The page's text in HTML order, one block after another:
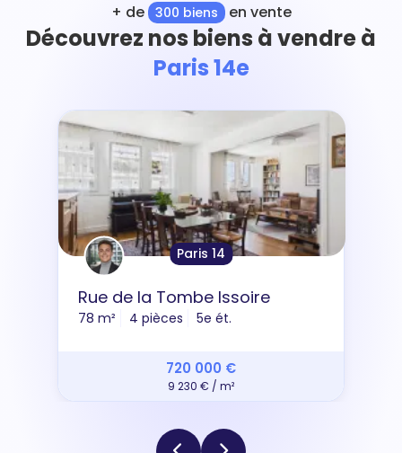
+ de 300 biens en vente
Découvrez nos biens à vendre à
Paris 14e
Paris 14
Rue de la Tombe Issoire
78 m² 4 pièces 5e ét.
720 000 €
9 230 € / m²